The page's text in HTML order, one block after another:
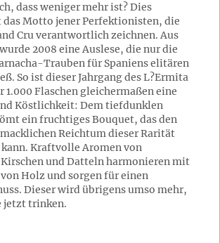
dass weniger mehr ist? Dies
Motto jener Perfektionisten, die
Cru verantwortlich zeichnen. Aus
2008 eine Auslese, die nur die
Trauben für Spaniens elitären
So ist dieser Jahrgang des L?Ermita
Flaschen gleichermaßen eine
Köstlichkeit: Dem tiefdunklen
ein fruchtiges Bouquet, das den
Reichtum dieser Rarität
Kraftvolle Aromen von
und Datteln harmonieren mit
Holz und sorgen für einen
Dieser wird übrigens umso mehr,
jetzt trinken.